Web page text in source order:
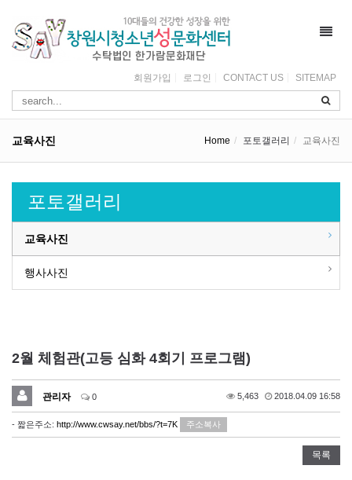
회원가입 로그인 CONTACT US SITEMAP
교육사진 Home 포토갤러리 교육사진
포토갤러리
교육사진
행사사진
2월 체험관(고등 심화 4회기 프로그램)
관리자 0 5,463 2018.04.09 16:58
- 짧은주소: http://www.cwsay.net/bbs/?t=7K 주소복사
목록